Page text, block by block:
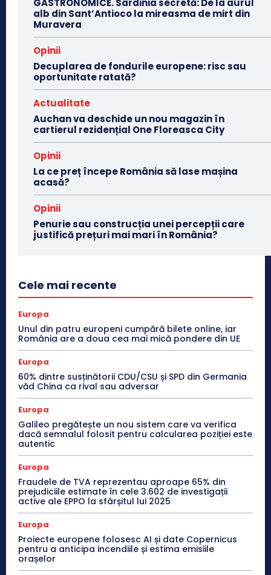
alb din Sant’Antioco la mireasma de mirt din
Muravera
Opinii
Decuplarea de fondurile europene: risc sau
oportunitate ratată?
Actualitate
Auchan va deschide un nou magazin în
cartierul rezidențial One Floreasca City
Opinii
La ce preț începe România să lase mașina
acasă?
Opinii
Penurie sau construcția unei percepții care
justifică prețuri mai mari în România?
Cele mai recente
Europa
Unul din patru europeni cumpără bilete online, iar
România are a doua cea mai mică pondere din UE
Europa
60% dintre susținătorii CDU/CSU și SPD din Germania
văd China ca rival sau adversar
Europa
Galileo pregătește un nou sistem care va verifica
dacă semnalul folosit pentru calcularea poziției este
autentic
Europa
Fraudele de TVA reprezentau aproape 65% din
prejudiciile estimate în cele 3.602 de investigații
active ale EPPO la sfârșitul lui 2025
Europa
Proiecte europene folosesc AI și date Copernicus
pentru a anticipa incendiile și estima emisiile
orașelor